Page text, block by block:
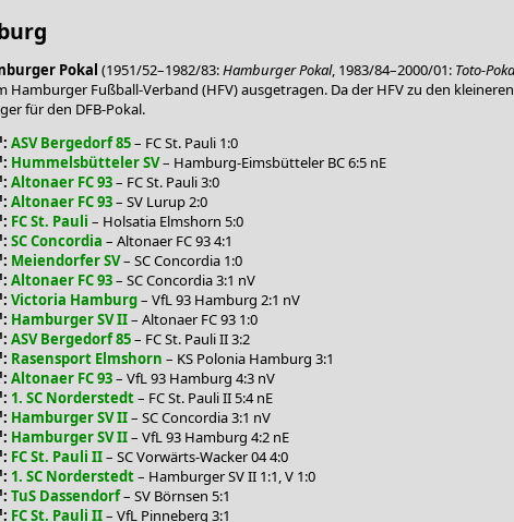
Pokal (1951/52–1982/83:Hamburger Pokal, 1983/84–2000/01: Toto-
Hamburger Fußball-Verband (HFV) ausgetragen. Da der HFV zu den
für den DFB-Pokal.
ASV Bergedorf 85– FC St. Pauli 1:0
Hummelsbütteler SV– Hamburg-Eimsbütteler BC 6:5 nE
Altonaer FC 93– FC St. Pauli 3:0
Altonaer FC 93– SV Lurup 2:0
FC St. Pauli – Holsatia Elmshorn 5:0
SC Concordia – Altonaer FC 93 4:1
Meiendorfer SV– SC Concordia 1:0
Altonaer FC 93– SC Concordia 3:1 nV
Victoria Hamburg– VfL 93 Hamburg 2:1 nV
Hamburger SV II– Altonaer FC 93 1:0
ASV Bergedorf 85– FC St. Pauli II 3:2
Rasensport Elmshorn – KS Polonia Hamburg 3:1
Altonaer FC 93– VfL 93 Hamburg 4:3 nV
1. SC Norderstedt– FC St. Pauli II 5:4 nE
Hamburger SV II– SC Concordia 3:1 nV
Hamburger SV II– VfL 93 Hamburg 4:2 nE
FC St. Pauli II– SC Vorwärts-Wacker 04 4:0
1. SC Norderstedt– Hamburger SV II 1:1, V 1:0
TuS Dassendorf– SV Börnsen 5:1
FC St. Pauli II– VfL Pinneberg 3:1